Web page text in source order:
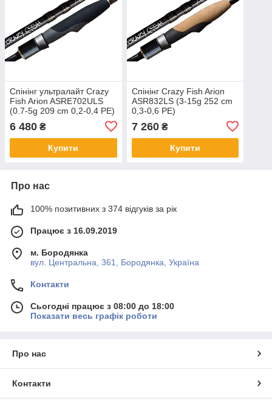
Спінінг ультралайт Crazy
Fish Arion ASRE702ULS
(0.7-5g 209 cm 0,2-0,4 PE)
6 480 ₴
Купити
Спінінг Crazy Fish Arion
ASR832LS (3-15g 252 cm
0,3-0,6 PE)
7 260₴
Купити
Про нас
100% позитивних з 374 відгуків за рік
Працює з 16.09.2019
м. Бородянка
вул. Центральна, 361, Бородянка, Україна
Контакти
Сьогодні працює з 08:00 до 18:00
Показати весь графік роботи
Про нас
Контакти